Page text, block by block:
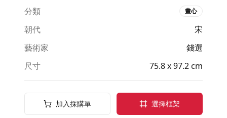
分類 畫心
朝代
宋
藝術家
錢選
尺寸
75.8 x 97.2 cm
加入採購單 選擇框架